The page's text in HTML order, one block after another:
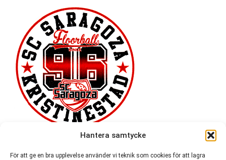
Hantera samtycke
För att ge en bra upplevelse använder vi teknik som cookies för att lagra